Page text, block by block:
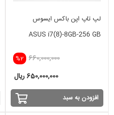
لپ تاپ اپن باکس ایسوس
ASUS i7(8)-8GB-256 GB
%2 660,000,000
650,000,000 ریال
افزودن به سبد